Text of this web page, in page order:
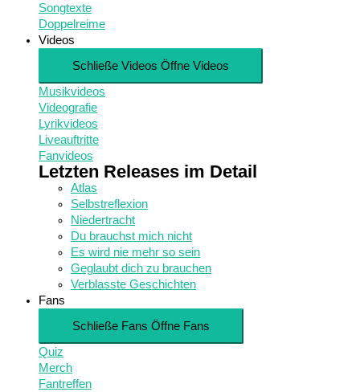
Songtexte
Doppelreime
Videos
Schließe Videos Öffne Videos
Musikvideos
Videografie
Lyrikvideos
Liveauftritte
Fanvideos
Letzten Releases im Detail
Atlas
Selbstreflexion
Niedertracht
Du brauchst mich nicht
Es wird nie mehr so sein
Geglaubt dich zu brauchen
Verblasste Geschichten
Fans
Schließe Fans Öffne Fans
Quiz
Merch
Fantreffen